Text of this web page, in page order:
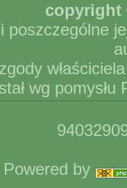
copyright
poszczególne
wg
Powered by